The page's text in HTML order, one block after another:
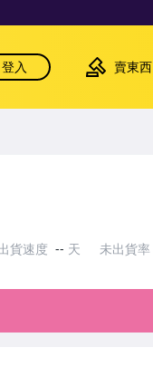
登入 賣東西
貨速度 -- 天 未出貨率